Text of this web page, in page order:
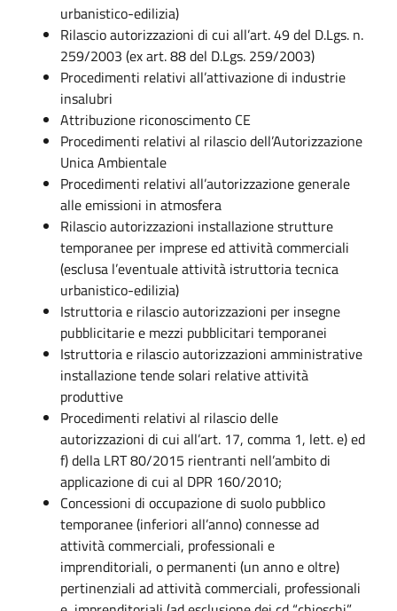
urbanistico-edilizia)
Rilascio autorizzazioni di cui all’art. 49 del D.Lgs. n.
259/2003 (ex art. 88 del D.Lgs. 259/2003)
Procedimenti relativi all’attivazione di industrie
insalubri
Attribuzione riconoscimento CE
Procedimenti relativi al rilascio dell’Autorizzazione
Unica Ambientale
Procedimenti relativi all’autorizzazione generale
alle emissioni in atmosfera
Rilascio autorizzazioni installazione strutture
temporanee per imprese ed attività commerciali
(esclusa l’eventuale attività istruttoria tecnica
urbanistico-edilizia)
Istruttoria e rilascio autorizzazioni per insegne
pubblicitarie e mezzi pubblicitari temporanei
Istruttoria e rilascio autorizzazioni amministrative
installazione tende solari relative attività
produttive
Procedimenti relativi al rilascio delle
autorizzazioni di cui all’art. 17, comma 1, lett. e) ed
f) della LRT 80/2015 rientranti nell’ambito di
applicazione di cui al DPR 160/2010;
Concessioni di occupazione di suolo pubblico
temporanee (inferiori all’anno) connesse ad
attività commerciali, professionali e
imprenditoriali, o permanenti (un anno e oltre)
pertinenziali ad attività commerciali, professionali